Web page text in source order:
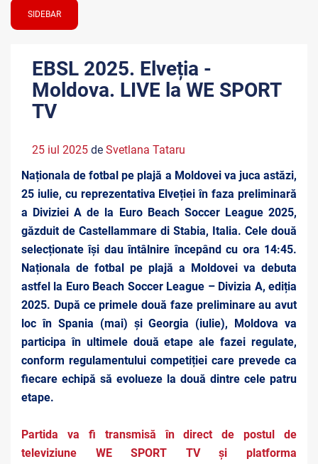
SIDEBAR
EBSL 2025. Elveția -
Moldova. LIVE la WE SPORT
TV
25 iul 2025 de Svetlana Tataru
Naționala de fotbal pe plajă a Moldovei va juca astăzi,
25 iulie, cu reprezentativa Elveției în faza preliminară
a Diviziei A de la Euro Beach Soccer League 2025,
găzduit de Castellammare di Stabia, Italia. Cele două
selecționate își dau întâlnire începând cu ora 14:45.
Naționala de fotbal pe plajă a Moldovei va debuta
astfel la Euro Beach Soccer League – Divizia A, ediția
2025. După ce primele două faze preliminare au avut
loc în Spania (mai) și Georgia (iulie), Moldova va
participa în ultimele două etape ale fazei regulate,
conform regulamentului competiției care prevede ca
fiecare echipă să evolueze la două dintre cele patru
etape.
Partida va fi transmisă în direct de postul de
televiziune WE SPORT TV și platforma